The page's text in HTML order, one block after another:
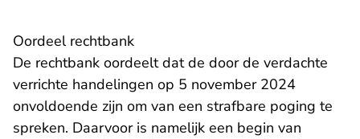
Oordeel rechtbank
De rechtbank oordeelt dat de door de verdachte
verrichte handelingen op 5 november 2024
onvoldoende zijn om van een strafbare poging te
spreken. Daarvoor is namelijk een begin van